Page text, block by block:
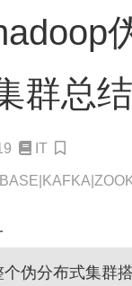
群总结
IT
伪分布式集群